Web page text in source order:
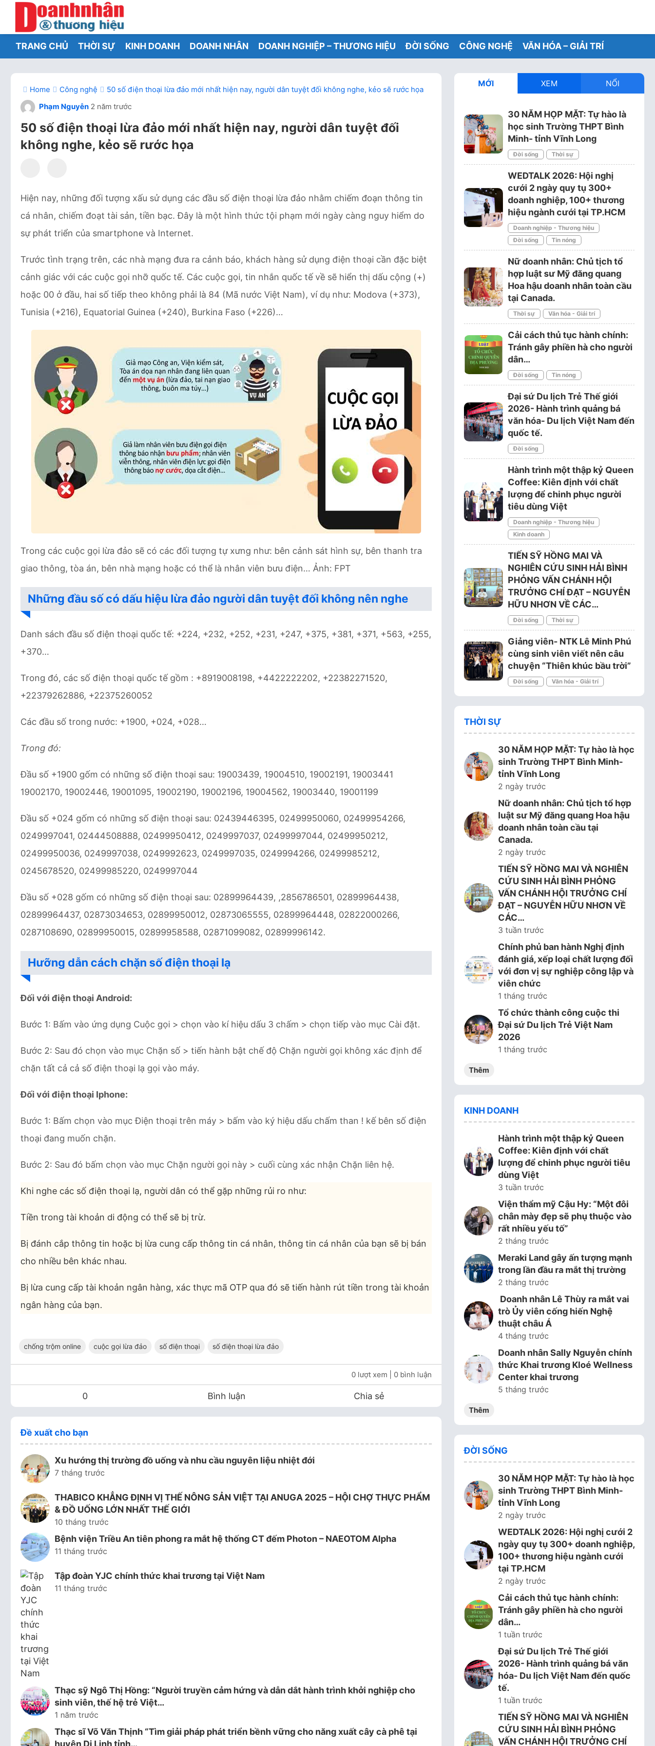
TRANG CHỦ THỜI SỰ KINH DOANH DOANH NHÂN DOANH NGHIỆP – THƯƠNG HIỆU ĐỜI SỐNG CÔNG NGHỆ VĂN HÓA – GIẢI TRÍ
Home Công nghệ
50 số điện thoại lừa đảo mới nhất hiện nay, người dân tuyệt đối không nghe, kẻo sẽ rước họa
Phạm Nguyễn 2 năm trước
50 số điện thoại lừa đảo mới nhất hiện nay, người dân tuyệt đối
không nghe, kẻo sẽ rước họa
Hiện nay, những đối tượng xấu sử dụng các đầu số điện thoại lừa đảo nhằm chiếm đoạn thông tin
cá nhân, chiếm đoạt tài sản, tiền bạc. Đây là một hình thức tội phạm mới ngày càng nguy hiểm do
sự phát triển của smartphone và Internet.
Trước tình trạng trên, các nhà mạng đưa ra cảnh báo, khách hàng sử dụng điện thoại cần đặc biệt
cảnh giác với các cuộc gọi nhỡ quốc tế. Các cuộc gọi, tin nhắn quốc tế về sẽ hiển thị dấu cộng (+)
hoặc 00 ở đầu, hai số tiếp theo không phải là 84 (Mã nước Việt Nam), ví dụ như: Modova (+373),
Tunisia (+216), Equatorial Guinea (+240), Burkina Faso (+226)…
Trong các cuộc gọi lừa đảo sẽ có các đối tượng tự xưng như: bên cảnh sát hình sự, bên thanh tra
giao thông, tòa án, bên nhà mạng hoặc có thể là nhân viên bưu điện… Ảnh: FPT
Những đầu số có dấu hiệu lừa đảo người dân tuyệt đối không nên nghe
Danh sách đầu số điện thoại quốc tế: +224, +232, +252, +231, +247, +375, +381, +371, +563, +255,
+370…
Trong đó, các số điện thoại quốc tế gồm : +8919008198, +4422222202, +22382271520,
+22379262886, +22375260052
Các đầu số trong nước: +1900, +024, +028…
Trong đó:
Đầu số +1900 gốm có những số điện thoại sau: 19003439, 19004510, 19002191, 19003441
19002170, 19002446, 19001095, 19002190, 19002196, 19004562, 19003440, 19001199
Đầu số +024 gốm có những số điện thoại sau: 02439446395, 02499950060, 02499954266,
0249997041, 02444508888, 02499950412, 0249997037, 02499997044, 02499950212,
02499950036, 0249997038, 0249992623, 0249997035, 0249994266, 02499985212,
0245678520, 02499985220, 0249997044
Đầu số +028 gốm có những số điện thoại sau: 02899964439, ,2856786501, 02899964438,
02899964437, 02873034653, 02899950012, 02873065555, 02899964448, 02822000266,
0287108690, 02899950015, 02899958588, 02871099082, 02899996142.
Hưỡng dẫn cách chặn số điện thoại lạ
Đối với điện thoại Android:
Bước 1: Bấm vào ứng dụng Cuộc gọi > chọn vào kí hiệu dấu 3 chấm > chọn tiếp vào mục Cài đặt.
Bước 2: Sau đó chọn vào mục Chặn số > tiến hành bật chế độ Chặn người gọi không xác định để
chặn tất cả cả số điện thoại lạ gọi vào máy.
Đối với điện thoại Iphone:
Bước 1: Bấm chọn vào mục Điện thoại trên máy > bấm vào ký hiệu dấu chấm than ! kế bên số điện
thoại đang muốn chặn.
Bước 2: Sau đó bấm chọn vào mục Chặn người gọi này > cuối cùng xác nhận Chặn liên hệ.
Khi nghe các số điện thoại lạ, người dân có thể gặp những rủi ro như:
Tiền trong tài khoản di động có thể sẽ bị trừ.
Bị đánh cắp thông tin hoặc bị lừa cung cấp thông tin cá nhân, thông tin cá nhân của bạn sẽ bị bán
cho nhiều bên khác nhau.
Bị lừa cung cấp tài khoản ngân hàng, xác thực mã OTP qua đó sẽ tiến hành rút tiền trong tài khoản
ngân hàng của bạn.
chống trộm online cuộc gọi lừa đảo số điện thoại số điện thoại lừa đảo
0 lượt xem | 0 bình luận
0 Bình luận Chia sẻ
Đề xuất cho bạn
Xu hướng thị trường đồ uống và nhu cầu nguyên liệu nhiệt đới
7 tháng trước
THABICO KHẲNG ĐỊNH VỊ THẾ NÔNG SẢN VIỆT TẠI ANUGA 2025 – HỘI CHỢ THỰC PHẨM
& ĐỒ UỐNG LỚN NHẤT THẾ GIỚI
10 tháng trước
Bệnh viện Triều An tiên phong ra mắt hệ thống CT đếm Photon – NAEOTOM Alpha
11 tháng trước
Tập đoàn YJC chính thức khai trương tại Việt Nam
11 tháng trước
Thạc sỹ Ngô Thị Hồng: “Người truyền cảm hứng và dẫn dắt hành trình khởi nghiệp cho
sinh viên, thế hệ trẻ Việt…
1 năm trước
Thạc sĩ Võ Văn Thịnh “Tìm giải pháp phát triển bềnh vững cho năng xuất cây cà phê tại
huyện Di Linh tỉnh…
MỚI XEM NỔI
30 NĂM HỌP MẶT: Tự hào là
học sinh Trường THPT Bình
Minh- tỉnh Vĩnh Long
Đời sống Thời sự
WEDTALK 2026: Hội nghị
cưới 2 ngày quy tụ 300+
doanh nghiệp, 100+ thương
hiệu ngành cưới tại TP.HCM
Doanh nghiệp - Thương hiệu
Đời sống
Tin nóng
Nữ doanh nhân: Chủ tịch tổ
hợp luật sư Mỹ đăng quang
Hoa hậu doanh nhân toàn cầu
tại Canada.
Thời sự Văn hóa - Giải trí
Cải cách thủ tục hành chính:
Tránh gây phiền hà cho người
dân…
Đời sống Tin nóng
Đại sứ Du lịch Trẻ Thế giới
2026- Hành trình quảng bá
văn hóa- Du lịch Việt Nam đến
quốc tế.
Đời sống
Hành trình một thập kỷ Queen
Coffee: Kiên định với chất
lượng để chinh phục người
tiêu dùng Việt
Doanh nghiệp - Thương hiệu
Kinh doanh
TIẾN SỸ HỒNG MAI VÀ
NGHIÊN CỨU SINH HẢI BÌNH
PHỎNG VẤN CHÁNH HỘI
TRƯỞNG CHÍ ĐẠT – NGUYỄN
HỮU NHƠN VỀ CÁC…
Đời sống Thời sự
Giảng viên- NTK Lê Minh Phú
cùng sinh viên viết nên câu
chuyện “Thiên khúc bầu trời”
Đời sống Văn hóa - Giải trí
THỜI SỰ
30 NĂM HỌP MẶT: Tự hào là học
sinh Trường THPT Bình Minh-
tỉnh Vĩnh Long
2 ngày trước
Nữ doanh nhân: Chủ tịch tổ hợp
luật sư Mỹ đăng quang Hoa hậu
doanh nhân toàn cầu tại
Canada.
2 ngày trước
TIẾN SỸ HỒNG MAI VÀ NGHIÊN
CỨU SINH HẢI BÌNH PHỎNG
VẤN CHÁNH HỘI TRƯỞNG CHÍ
ĐẠT – NGUYỄN HỮU NHƠN VỀ
CÁC…
3 tuần trước
Chính phủ ban hành Nghị định
đánh giá, xếp loại chất lượng đối
với đơn vị sự nghiệp công lập và
viên chức
1 tháng trước
Tổ chức thành công cuộc thi
Đại sứ Du lịch Trẻ Việt Nam
2026
1 tháng trước
Thêm
KINH DOANH
Hành trình một thập kỷ Queen
Coffee: Kiên định với chất
lượng để chinh phục người tiêu
dùng Việt
3 tuần trước
Viện thẩm mỹ Cậu Hy: “Một đôi
chân mày đẹp sẽ phụ thuộc vào
rất nhiều yếu tố”
2 tháng trước
Meraki Land gây ấn tượng mạnh
trong lần đầu ra mắt thị trường
2 tháng trước
Doanh nhân Lê Thùy ra mắt vai
trò Ủy viên cống hiến Nghệ
thuật châu Á
4 tháng trước
Doanh nhân Sally Nguyễn chính
thức Khai trương Kloé Wellness
Center khai trương
5 tháng trước
Thêm
ĐỜI SỐNG
30 NĂM HỌP MẶT: Tự hào là học
sinh Trường THPT Bình Minh-
tỉnh Vĩnh Long
2 ngày trước
WEDTALK 2026: Hội nghị cưới 2
ngày quy tụ 300+ doanh nghiệp,
100+ thương hiệu ngành cưới
tại TP.HCM
2 ngày trước
Cải cách thủ tục hành chính:
Tránh gây phiền hà cho người
dân…
1 tuần trước
Đại sứ Du lịch Trẻ Thế giới
2026- Hành trình quảng bá văn
hóa- Du lịch Việt Nam đến quốc
tế.
1 tuần trước
TIẾN SỸ HỒNG MAI VÀ NGHIÊN
CỨU SINH HẢI BÌNH PHỎNG
VẤN CHÁNH HỘI TRƯỞNG CHÍ